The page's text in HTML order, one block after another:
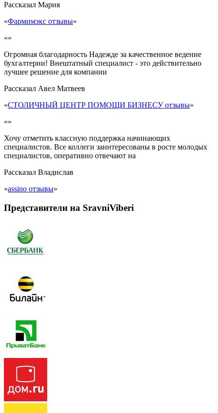
Рассказал Мария
«Фармимэкс отзывы»
«»
Огромная благодарность Надежде за качественное ведение
бухгалтерии! Внештатный специалист - это действительно
лучшее решение для компании
Рассказал Авел Матвеев
«СТОЛИЧНЫЙ ЦЕНТР ПОМОЩИ БИЗНЕСУ отзывы»
«»
Хочу отметить классную поддержка начинающих
специалистов. Все коллеги заинтересованы в росте молодых
специалистов, оперативно отвечают на
Рассказал Владислав
«assino отзывы»
Представители на SravniViberi